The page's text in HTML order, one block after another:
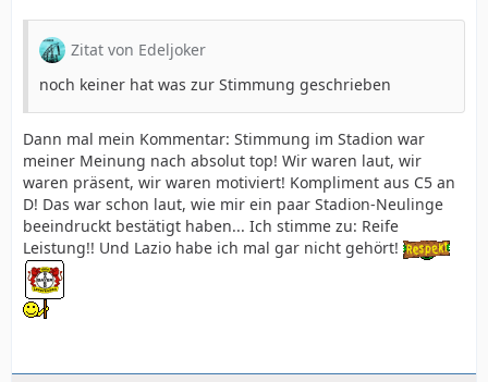
Zitat von Edeljoker
noch keiner hat was zur Stimmung geschrieben
Dann mal mein Kommentar: Stimmung im Stadion war
meiner Meinung nach absolut top! Wir waren laut, wir
waren präsent, wir waren motiviert! Kompliment aus C5 an
D! Das war schon laut, wie mir ein paar Stadion-Neulinge
beeindruckt bestätigt haben... Ich stimme zu: Reife
Leistung!! Und Lazio habe ich mal gar nicht gehört!